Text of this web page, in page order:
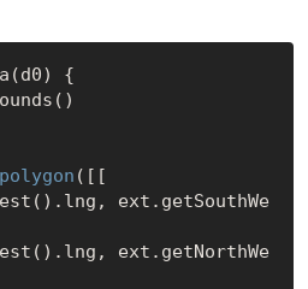
polygon ([[